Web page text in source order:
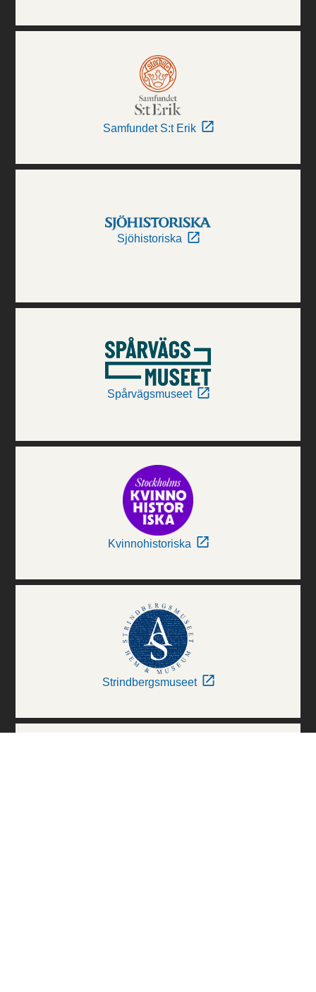
Samfundet S:t Erik
Sjöhistoriska
Spårvägsmuseet
Kvinnohistoriska
Strindbergsmuseet